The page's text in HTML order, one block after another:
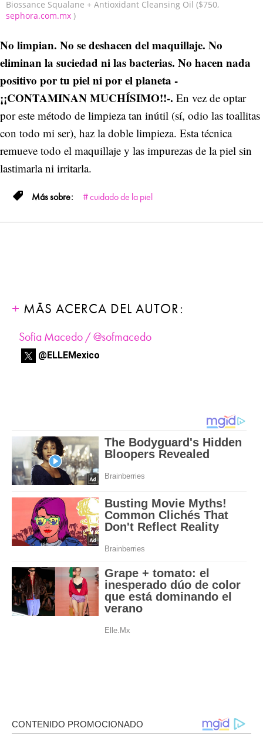
Biossance Squalane + Antioxidant Cleansing Oil ($750,
sephora.com.mx )
No limpian. No se deshacen del maquillaje. No
eliminan la suciedad ni las bacterias. No hacen nada
positivo por tu piel ni por el planeta -
¡¡CONTAMINAN MUCHÍSIMO!!-. En vez de optar
por este método de limpieza tan inútil (sí, odio las toallitas
con todo mi ser), haz la doble limpieza. Esta técnica
remueve todo el maquillaje y las impurezas de la piel sin
lastimarla ni irritarla.
cuidado de la piel
MÁS ACERCA DEL AUTOR:
Sofia Macedo / @sofmacedo
@ELLEMexico